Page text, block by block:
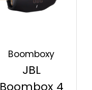
Boomboxy
JBL
Boombox 4